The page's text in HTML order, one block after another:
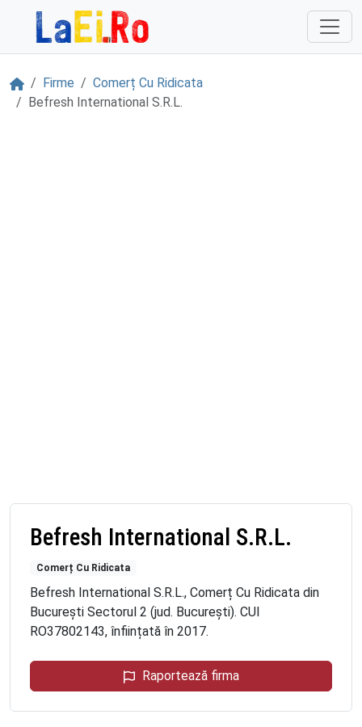
Sari la continut
AcasăFirme
Comerț Cu Ridicata
Befresh International S.R.L.
Befresh International S.R.L.
Comerț Cu Ridicata
Befresh International S.R.L., Comerț Cu Ridicata din
București Sectorul 2 (jud. București). CUI
RO37802143, înființată în 2017.
Raportează firma